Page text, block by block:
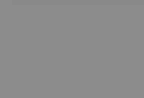
size and 40,000 m2 of
trees with a good
last year)
with wonderful views.
as well with fruit trees and a